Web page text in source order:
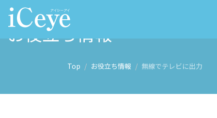
お役立ち情報
Top お役立ち情報 無線でテレビに出力